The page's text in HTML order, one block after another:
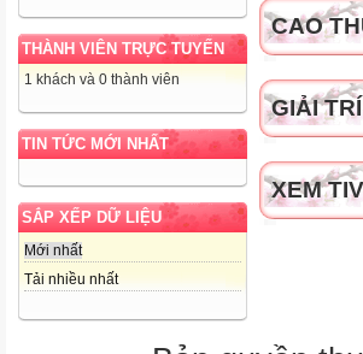
THÀNH VIÊN TRỰC TUYẾN
1 khách và 0 thành viên
TIN TỨC MỚI NHẤT
SẮP XẾP DỮ LIỆU
Mới nhất
Tải nhiều nhất
Trường
Họ và
Lớp…..
Đề ra:
CAO
GIẢI TRÍ
XEM